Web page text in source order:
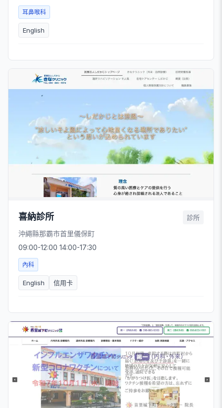
耳鼻喉科
English
喜納診所 診所
沖繩縣那霸市首里儀保町
09:00-12:00 14:00-17:30
內科
English 信用卡